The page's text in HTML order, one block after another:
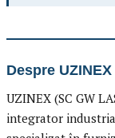
Despre UZINEX
UZINEX (SC GW
integrator